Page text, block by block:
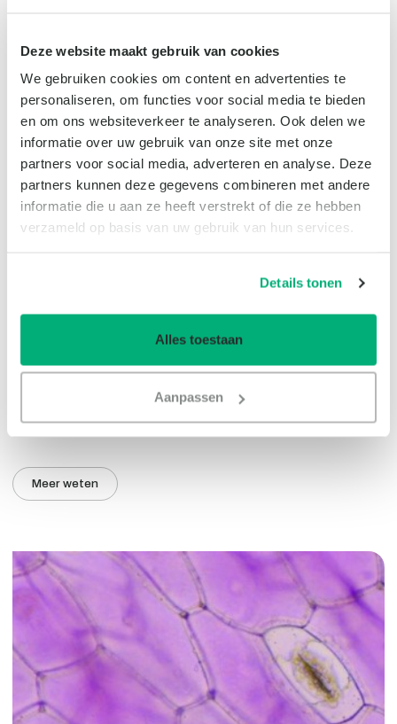
Deze website maakt gebruik van cookies
We gebruiken cookies om content en advertenties te
personaliseren, om functies voor social media te bieden
en om ons websiteverkeer te analyseren. Ook delen we
informatie over uw gebruik van onze site met onze
partners voor social media, adverteren en analyse. Deze
partners kunnen deze gegevens combineren met andere
informatie die u aan ze heeft verstrekt of die ze hebben
verzameld op basis van uw gebruik van hun services.
Details tonen
Alles toestaan
Aanpassen
groei voor Den Berk Délice
Sinds de eerste invoering van de Plant Empowerment principes,
tomatenproducent Den Berk Délice een aantal veranderingen
Meer weten